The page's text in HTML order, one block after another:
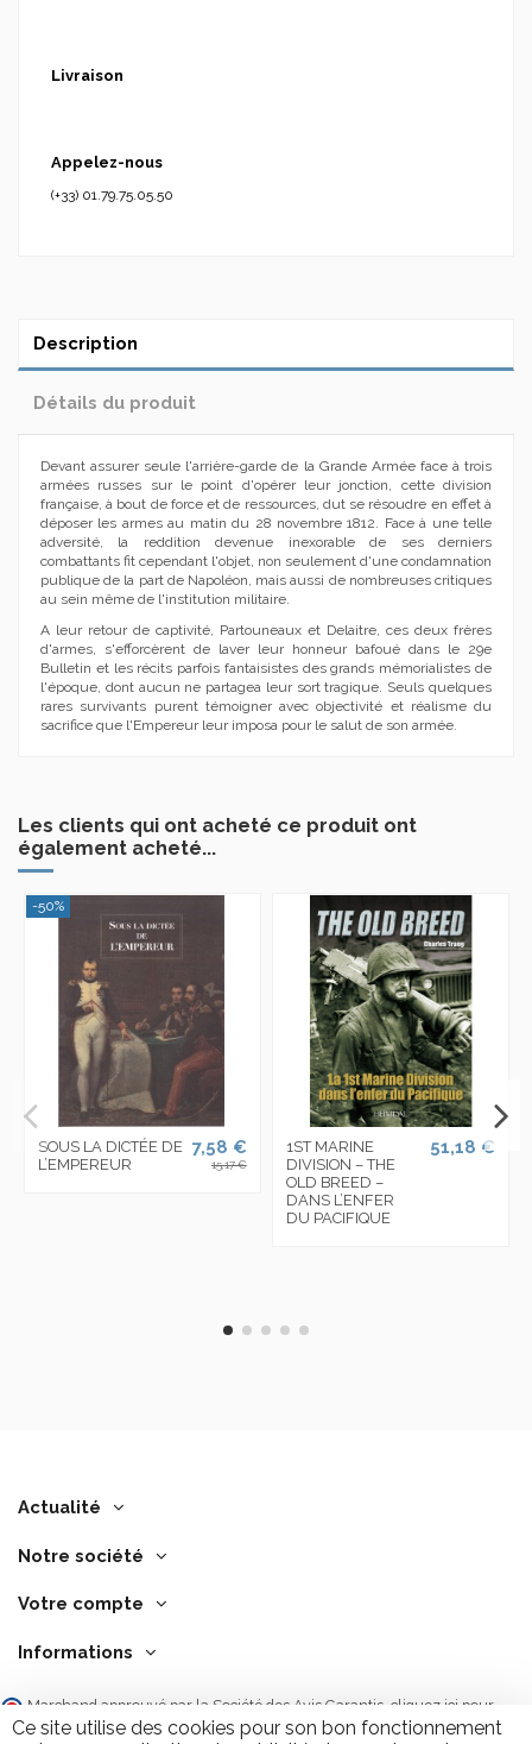
Livraison
Appelez-nous
(+33) 01.79.75.05.50
Description
Détails du produit
Devant assurer seule l'arrière-garde de la Grande Armée face à trois
armées russes sur le point d'opérer leur jonction, cette division
française, à bout de force et de ressources, dut se résoudre en effet à
déposer les armes au matin du 28 novembre 1812. Face à une telle
adversité, la reddition devenue inexorable de ses derniers
combattants fit cependant l'objet, non seulement d'une condamnation
publique de la part de Napoléon, mais aussi de nombreuses critiques
au sein même de l'institution militaire.
A leur retour de captivité, Partouneaux et Delaitre, ces deux frères
d'armes, s'efforcèrent de laver leur honneur bafoué dans le 29e
Bulletin et les récits parfois fantaisistes des grands mémorialistes de
l'époque, dont aucun ne partagea leur sort tragique. Seuls quelques
rares survivants purent témoigner avec objectivité et réalisme du
sacrifice que l'Empereur leur imposa pour le salut de son armée.
Les clients qui ont acheté ce produit ont
également acheté...
-50%
SOUS LA DICTÉE DE
L’EMPEREUR
7,58 €
15,17 €
1ST MARINE
DIVISION – THE
OLD BREED –
DANS L’ENFER
DU PACIFIQUE
51,18 €
Actualité
Notre société
Votre compte
Informations
Marchand approuvé par la Société des Avis Garantis, cliquez ici pour
vérifier .
Ce site utilise des cookies pour son bon fonctionnement